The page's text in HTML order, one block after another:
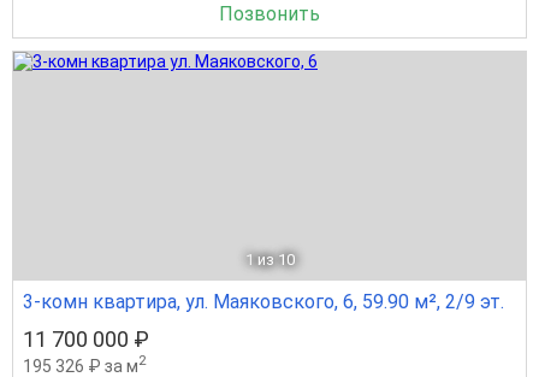
Позвонить
1 из 10
3-комн квартира, ул. Маяковского, 6, 59.90 м², 2/9 эт.
11 700 000 ₽
195 326 ₽ за м2